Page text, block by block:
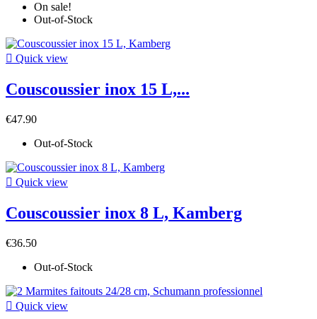
On sale!
Out-of-Stock
 Quick view
Couscoussier inox 15 L,...
€47.90
Out-of-Stock
 Quick view
Couscoussier inox 8 L, Kamberg
€36.50
Out-of-Stock
 Quick view